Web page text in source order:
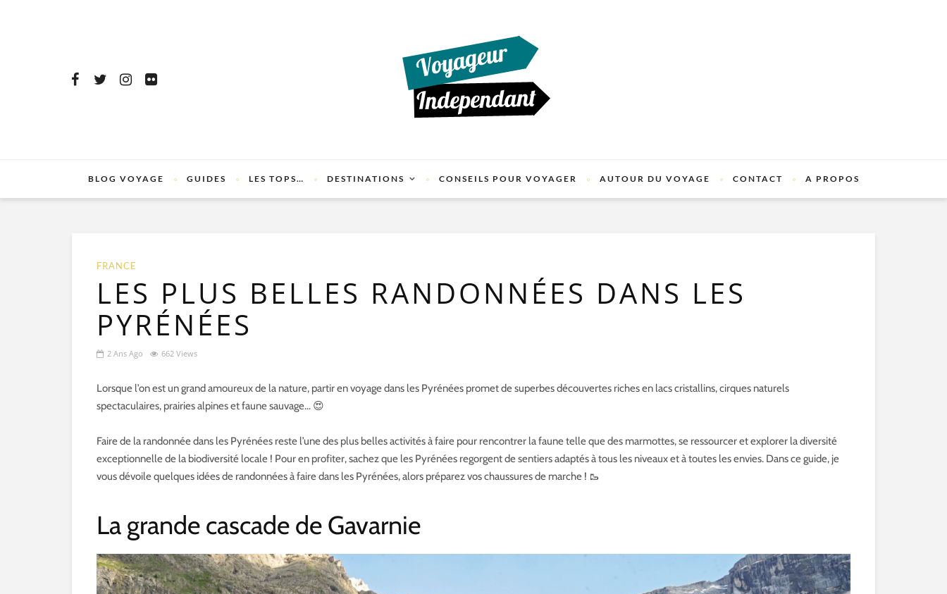
BLOG VOYAGE GUIDES LES TOPS… DESTINATIONS CONSEILS POUR VOYAGER AUTOUR DU VOYAGE CONTACT A PROPOS
FRANCE
LES PLUS BELLES RANDONNÉES DANS LES
PYRÉNÉES
2 Ans Ago 662 Views
Lorsque l’on est un grand amoureux de la nature, partir en voyage dans les Pyrénées promet de superbes découvertes riches en lacs cristallins, cirques naturels
spectaculaires, prairies alpines et faune sauvage… 😍
Faire de la randonnée dans les Pyrénées reste l’une des plus belles activités à faire pour rencontrer la faune telle que des marmottes, se ressourcer et explorer la diversité
exceptionnelle de la biodiversité locale ! Pour en profiter, sachez que les Pyrénées regorgent de sentiers adaptés à tous les niveaux et à toutes les envies. Dans ce guide, je
vous dévoile quelques idées de randonnées à faire dans les Pyrénées, alors préparez vos chaussures de marche ! 🥾
La grande cascade de Gavarnie